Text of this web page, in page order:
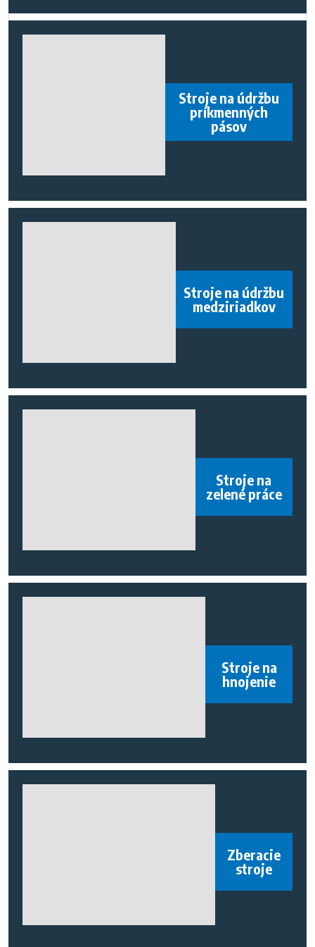
Stroje na údržbu
príkmenných
pásov
Stroje na údržbu
medziriadkov
Stroje na
zelené práce
Stroje na
hnojenie
Zberacie
stroje